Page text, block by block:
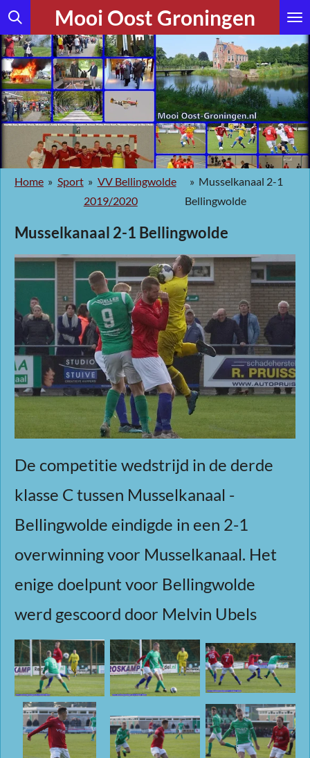
Ga
direct
naar
de
hoofdinhoud
Mooi Oost Groningen
Home » Sport » VV Bellingwolde
2019/2020
» Musselkanaal 2-1
Bellingwolde
Musselkanaal 2-1 Bellingwolde
De competitie wedstrijd in de derde
klasse C tussen Musselkanaal -
Bellingwolde eindigde in een 2-1
overwinning voor Musselkanaal. Het
enige doelpunt voor Bellingwolde
werd gescoord door Melvin Ubels